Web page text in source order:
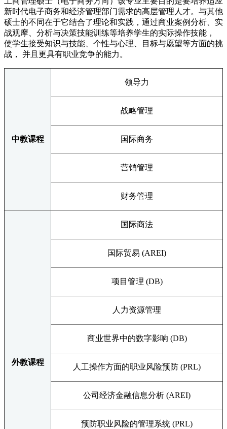
新时代电子商务和经济管理部门需求的高层管理人才。与其他
硕士的不同在于它结合了理论和实践，通过商业案例分析、实
战观摩、分析与决策技能训练等培养学生的实际操作技能，
使学生接受知识与技能、个性与心理、目标与愿望等方面的挑
战， 并且更具有职业竞争的能力。
中教课程
领导力
战略管理
国际商务
营销管理
财务管理
外教课程
国际商法
国际贸易 (AREI)
项目管理 (DB)
人力资源管理
商业世界中的数字影响 (DB)
人工操作方面的职业风险预防 (PRL)
公司经济金融信息分析 (AREI)
预防职业风险的管理系统 (PRL)